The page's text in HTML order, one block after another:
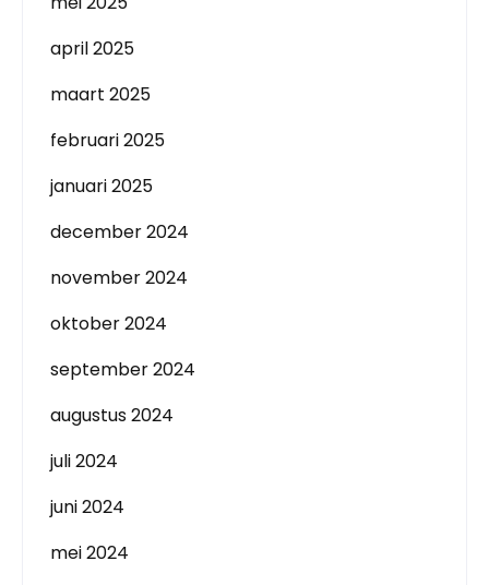
april 2025
maart 2025
februari 2025
januari 2025
december 2024
november 2024
oktober 2024
september 2024
augustus 2024
juli 2024
juni 2024
mei 2024